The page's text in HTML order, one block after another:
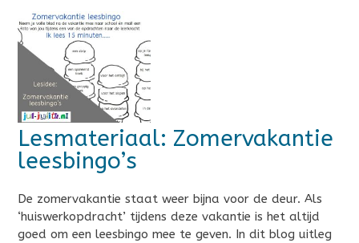
Lesmateriaal: Zomervakantie
leesbingo’s
De zomervakantie staat weer bijna voor de deur. Als
‘huiswerkopdracht’ tijdens deze vakantie is het altijd
goed om een leesbingo mee te geven. In dit blog uitleg